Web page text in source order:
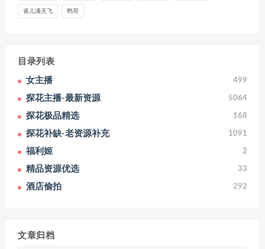
雀儿满天飞 鸭哥
目录列表
女主播 499
探花主播-最新资源 5064
探花极品精选 168
探花补缺-老资源补充 1091
福利姬 2
精品资源优选 33
酒店偷拍 292
文章归档